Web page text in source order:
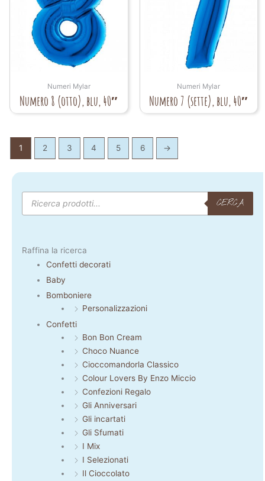
Numeri Mylar
Numero 8 (otto), blu, 40″
Numeri Mylar
Numero 7 (sette), blu, 40″
1 2 3 4 5 6 →
Products
search
CERCA
Raffina la ricerca
Confetti decorati
Baby
Bomboniere
Personalizzazioni
Confetti
Bon Bon Cream
Choco Nuance
Cioccomandorla Classico
Colour Lovers By Enzo Miccio
Confezioni Regalo
Gli Anniversari
Gli incartati
Gli Sfumati
I Mix
I Selezionati
Il Cioccolato